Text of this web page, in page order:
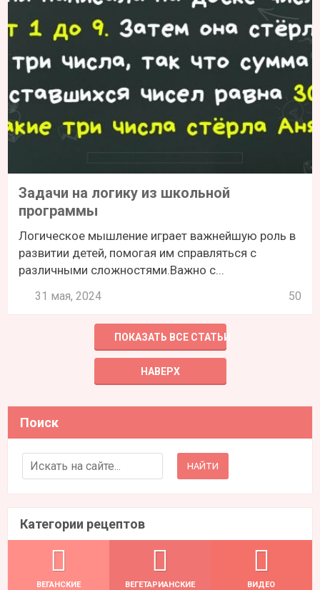
Задачи на логику из школьной
программы
Логическое мышление играет важнейшую роль в
развитии детей, помогая им справляться с
различными сложностями.Важно с...
31 мая, 2024 50
ПОКАЗАТЬ ВСЕ СТАТЬИ
НАВЕРХ
Поиск
Search for:
Категории рецептов
ВЕГАНСКИЕ ВЕГЕТАРИАНСКИЕ ВИДЕО